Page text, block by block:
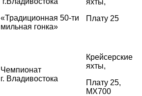
«Традиционная 50-ти
мильная гонка»
Плату 25
Чемпионат
г. Владивостока
Крейсерские
яхты,
Плату 25,
MX700